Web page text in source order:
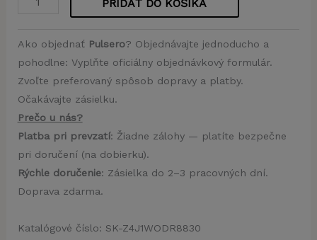
PRIDAŤ DO KOŠÍKA
Ako objednať Pulsero? Objednávajte jednoducho a
pohodlne: Vyplňte oficiálny objednávkový formulár.
Zvoľte preferovaný spôsob dopravy a platby.
Očakávajte zásielku.
Prečo u nás?
Platba pri prevzatí: Žiadne zálohy — platíte bezpečne
pri doručení (na dobierku).
Rýchle doručenie: Zásielka do 2–3 pracovných dní.
Doprava zdarma.
Katalógové číslo: SK-Z4J1WODR8830